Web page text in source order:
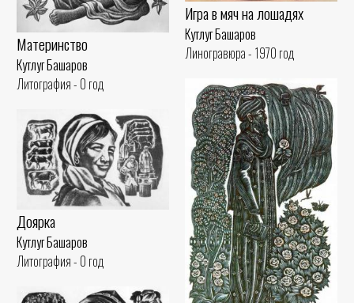
Материнство
Кутлуг Башаров
Литография - 0 год
Игра в мяч на лошадях
Кутлуг Башаров
Линогравюра - 1970 год
Доярка
Кутлуг Башаров
Литография - 0 год